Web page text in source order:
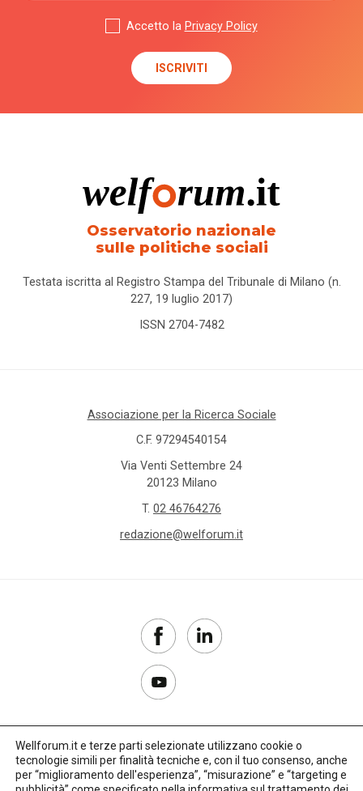
Accetto la Privacy Policy
Osservatorio nazionale
sulle politiche sociali
Testata iscritta al Registro Stampa del Tribunale di Milano (n.
227, 19 luglio 2017)
ISSN 2704-7482
Associazione per la Ricerca Sociale
C.F. 97294540154
Via Venti Settembre 24
20123 Milano
T. 02 46764276
redazione@welforum.it
Copyright 2017–2026
Wellforum.it e terze parti selezionate utilizzano cookie o
tecnologie simili per finalità tecniche e, con il tuo consenso, anche
per “miglioramento dell'esperienza”, “misurazione” e “targeting e